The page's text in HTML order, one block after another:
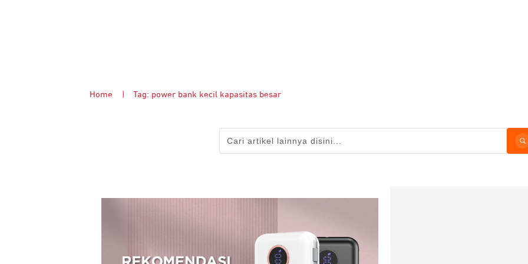
Home Tag: power bank kecil kapasitas besar